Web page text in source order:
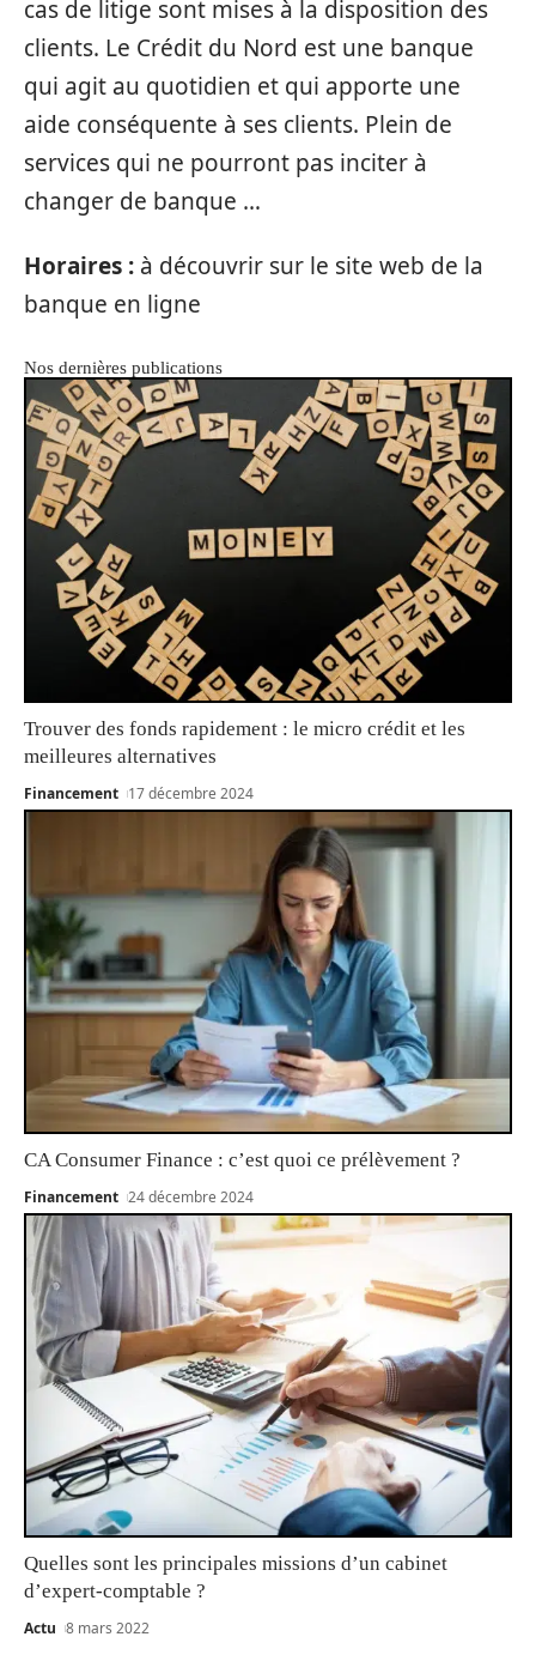
cas de litige sont mises à la disposition des
clients. Le Crédit du Nord est une banque
qui agit au quotidien et qui apporte une
aide conséquente à ses clients. Plein de
services qui ne pourront pas inciter à
changer de banque …
Horaires : à découvrir sur le site web de la
banque en ligne
Nos dernières publications
Trouver des fonds rapidement : le micro crédit et les
meilleures alternatives
Financement 17 décembre 2024
CA Consumer Finance : c’est quoi ce prélèvement ?
Financement 24 décembre 2024
Quelles sont les principales missions d’un cabinet
d’expert-comptable ?
Actu 8 mars 2022